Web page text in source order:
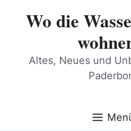
Wo die
Altes, Neues und